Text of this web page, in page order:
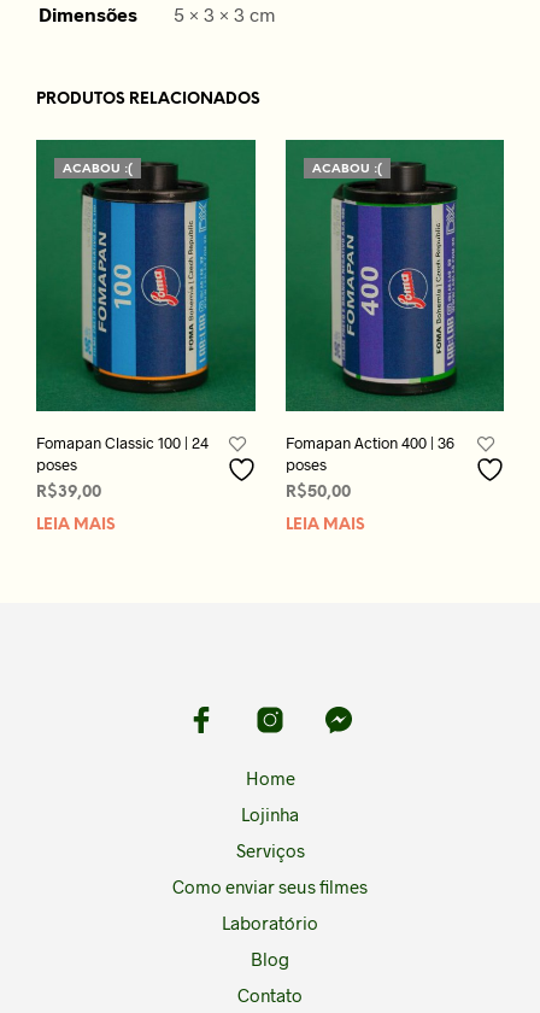
Dimensões 5 × 3 × 3 cm
PRODUTOS RELACIONADOS
ACABOU :(
Fomapan Classic 100 | 24
poses
R$39,00
LEIA MAIS
ACABOU :(
Fomapan Action 400 | 36
poses
R$50,00
LEIA MAIS
Home
Lojinha
Serviços
Como enviar seus filmes
Laboratório
Blog
Contato